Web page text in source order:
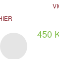
450